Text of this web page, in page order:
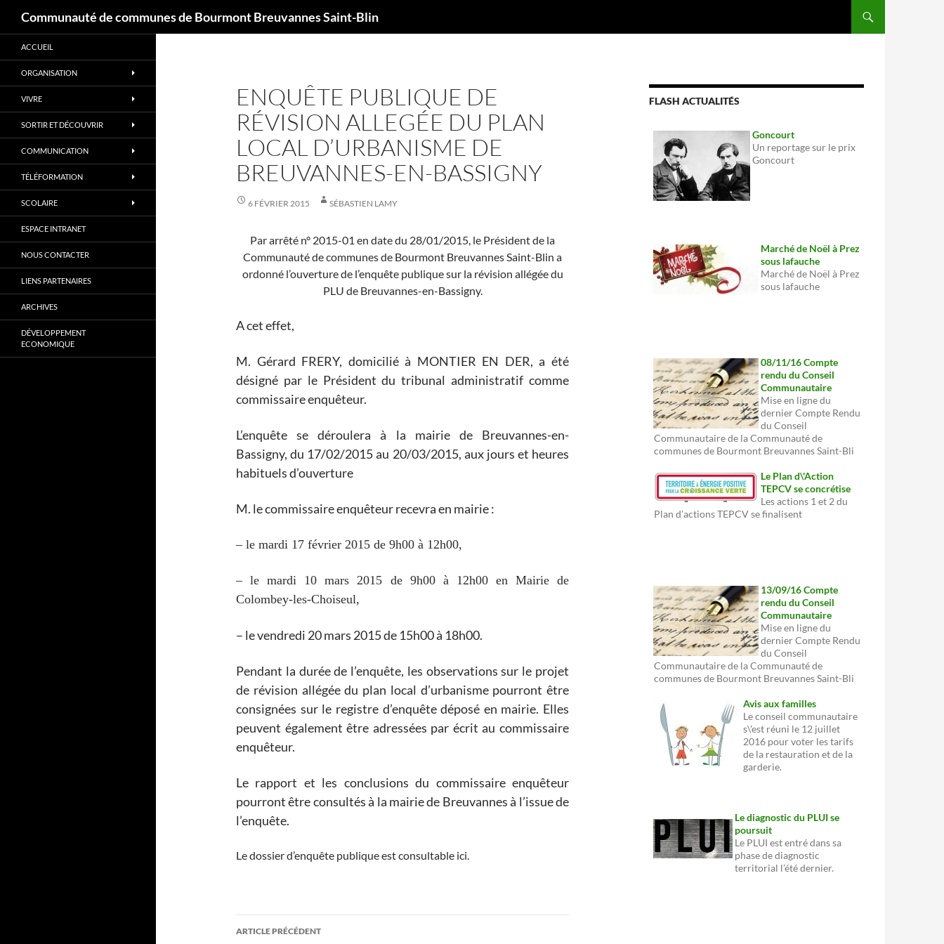
au
contenu
Communauté de communes de Bourmont Breuvannes Saint-Blin
ENQUÊTE PUBLIQUE DE
RÉVISION ALLEGÉE DU PLAN
LOCAL D’URBANISME DE
BREUVANNES-EN-BASSIGNY
6 FÉVRIER 2015 SÉBASTIEN LAMY
Par arrêté n° 2015-01 en date du 28/01/2015, le Président de la
Communauté de communes de Bourmont Breuvannes Saint-Blin a
ordonné l’ouverture de l’enquête publique sur la révision allégée du
PLU de Breuvannes-en-Bassigny.
A cet effet,
M. Gérard FRERY, domicilié à MONTIER EN DER, a été
désigné par le Président du tribunal administratif comme
commissaire enquêteur.
L’enquête se déroulera à la mairie de Breuvannes-en-
Bassigny, du 17/02/2015 au 20/03/2015, aux jours et heures
habituels d’ouverture
M. le commissaire enquêteur recevra en mairie :
– le mardi 17 février 2015 de 9h00 à 12h00,
– le mardi 10 mars 2015 de 9h00 à 12h00 en Mairie de
Colombey-les-Choiseul,
– le vendredi 20 mars 2015 de 15h00 à 18h00.
Pendant la durée de l’enquête, les observations sur le projet
de révision allégée du plan local d’urbanisme pourront être
consignées sur le registre d’enquête déposé en mairie. Elles
peuvent également être adressées par écrit au commissaire
enquêteur.
Le rapport et les conclusions du commissaire enquêteur
pourront être consultés à la mairie de Breuvannes à l’issue de
l’enquête.
Le dossier d’enquête publique est consultable ici.
Navigation
ARTICLE PRÉCÉDENT
FLASH ACTUALITÉS
Goncourt
Un reportage sur le prix
Goncourt
Marché de Noël à Prez
sous lafauche
Marché de Noël à Prez
sous lafauche
08/11/16 Compte
rendu du Conseil
Communautaire
Mise en ligne du
dernier Compte Rendu
du Conseil
Communautaire de la Communauté de
communes de Bourmont Breuvannes Saint-Bli
Le Plan d\'Action
TEPCV se concrétise
Les actions 1 et 2 du
Plan d’actions TEPCV se finalisent
13/09/16 Compte
rendu du Conseil
Communautaire
Mise en ligne du
dernier Compte Rendu
du Conseil
Communautaire de la Communauté de
communes de Bourmont Breuvannes Saint-Bli
Avis aux familles
Le conseil communautaire
s\'est réuni le 12 juillet
2016 pour voter les tarifs
de la restauration et de la
garderie.
Le diagnostic du PLUI se
poursuit
Le PLUI est entré dans sa
phase de diagnostic
territorial l’été dernier.
ACCUEIL
ORGANISATION
VIVRE
SORTIR ET DÉCOUVRIR
COMMUNICATION
TÉLÉFORMATION
SCOLAIRE
ESPACE INTRANET
NOUS CONTACTER
LIENS PARTENAIRES
ARCHIVES
DÉVELOPPEMENT
ECONOMIQUE